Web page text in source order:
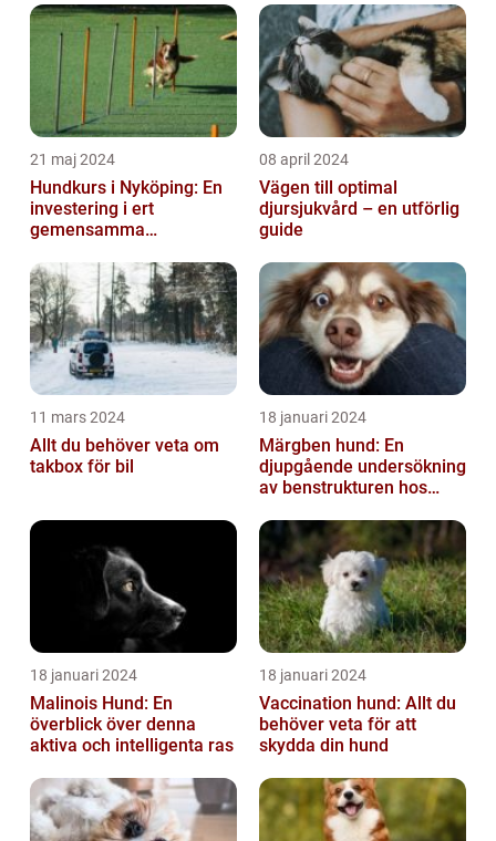
21 maj 2024
Hundkurs i Nyköping: En
investering i ert
gemensamma
08 april 2024
Vägen till optimal
djursjukvård – en utförlig
guide
11 mars 2024
Allt du behöver veta om
takbox för bil
18 januari 2024
Märgben hund: En
djupgående undersökning
av benstrukturen hos
18 januari 2024
Malinois Hund: En
överblick över denna
aktiva och intelligenta ras
18 januari 2024
Vaccination hund: Allt du
behöver veta för att
skydda din hund